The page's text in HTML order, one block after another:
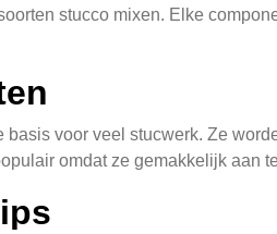
stucco mixen. Elke
basis voor veel stucwerk. Ze
omdat ze gemakkelijk